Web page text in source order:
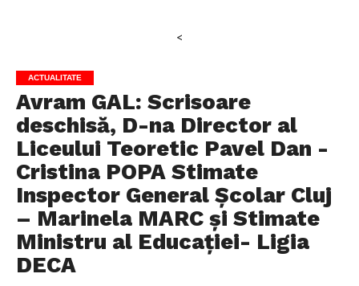
<
ACTUALITATE
Avram GAL: Scrisoare
deschisă, D-na Director al
Liceului Teoretic Pavel Dan -
Cristina POPA Stimate
Inspector General Școlar Cluj
– Marinela MARC și Stimate
Ministru al Educației- Ligia
DECA